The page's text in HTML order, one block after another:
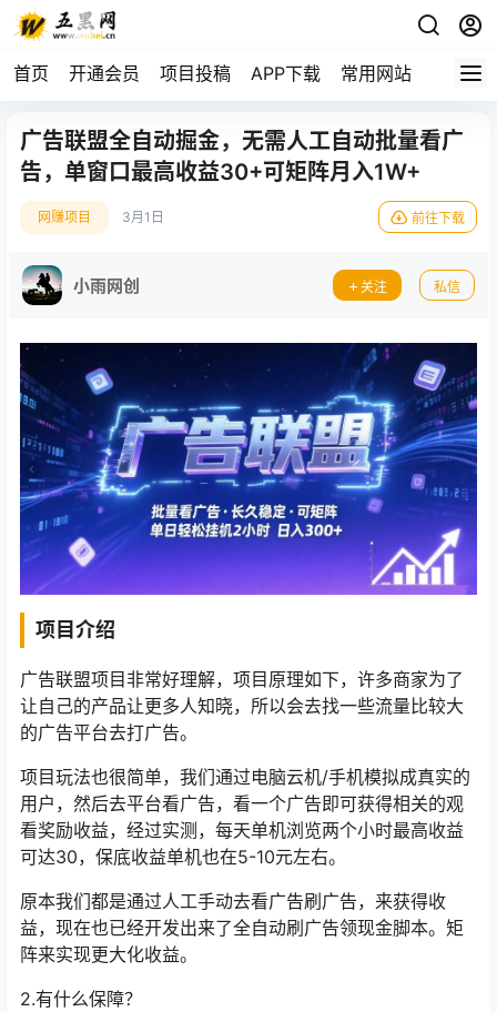
首页 开通会员 项目投稿 APP下载 常用网站
广告联盟全自动掘金，无需人工自动批量看广
告，单窗口最高收益30+可矩阵月入1W+
网赚项目 3月1日 前往下载
小雨网创 关注 私信
项目介绍
广告联盟项目非常好理解，项目原理如下，许多商家为了
让自己的产品让更多人知晓，所以会去找一些流量比较大
的广告平台去打广告。
项目玩法也很简单，我们通过电脑云机/手机模拟成真实的
用户，然后去平台看广告，看一个广告即可获得相关的观
看奖励收益，经过实测，每天单机浏览两个小时最高收益
可达30，保底收益单机也在5-10元左右。
原本我们都是通过人工手动去看广告刷广告，来获得收
益，现在也已经开发出来了全自动刷广告领现金脚本。矩
阵来实现更大化收益。
2.有什么保障？